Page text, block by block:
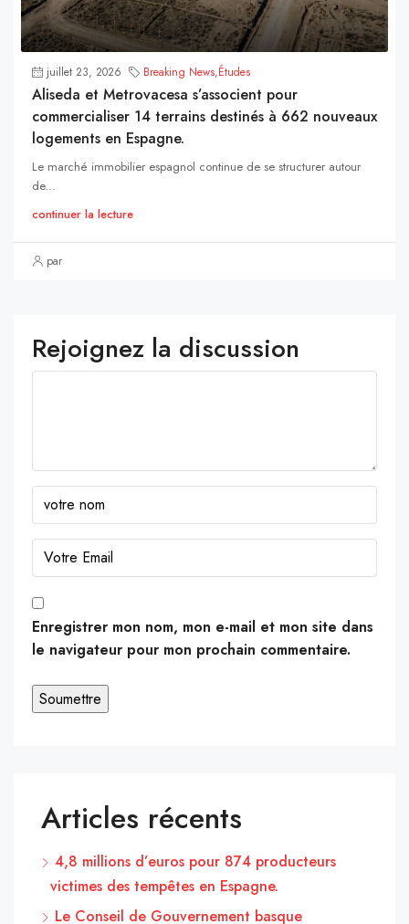
juillet 23, 2026 Breaking News,Études
Aliseda et Metrovacesa s’associent pour
commercialiser 14 terrains destinés à 662 nouveaux
logements en Espagne.
Le marché immobilier espagnol continue de se structurer autour
de...
continuer la lecture
par
Rejoignez la discussion
Enregistrer mon nom, mon e-mail et mon site dans
le navigateur pour mon prochain commentaire.
Articles récents
4,8 millions d’euros pour 874 producteurs
victimes des tempêtes en Espagne.
Le Conseil de Gouvernement basque